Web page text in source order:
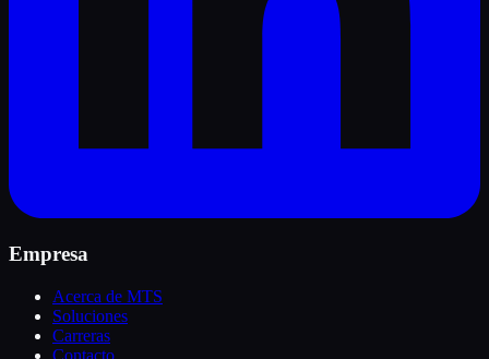
Empresa
Acerca de MTS
Soluciones
Carreras